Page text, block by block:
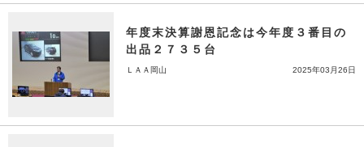
年度末決算謝恩記念は今年度３番目の
出品２７３５台
ＬＡＡ岡山 2025年03月26日